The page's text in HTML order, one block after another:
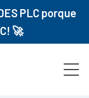
PLC porque
🚀